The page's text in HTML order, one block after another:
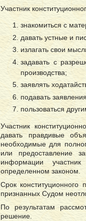
Участник
знакомиться с
давать устные и
излагать свои
задавать с
производства;
заявлять
подавать
пользоваться
Участник
давать правдивые
необходимые для
или предоставление
информации участник
определенном законом.
Срок
признанных Судом
По результатам
решение.